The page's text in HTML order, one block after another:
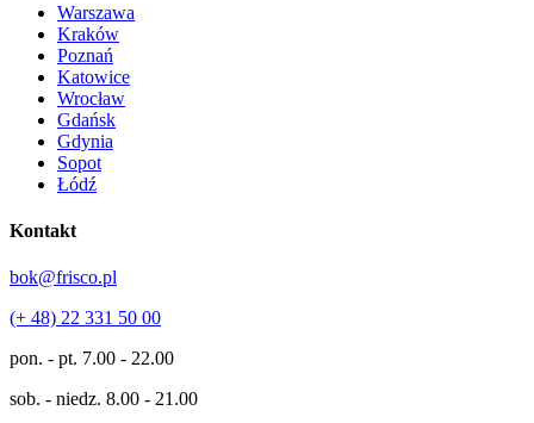
Warszawa
Kraków
Poznań
Katowice
Wrocław
Gdańsk
Gdynia
Sopot
Łódź
Kontakt
bok@frisco.pl
(+ 48) 22 331 50 00
pon. - pt. 7.00 - 22.00
sob. - niedz. 8.00 - 21.00